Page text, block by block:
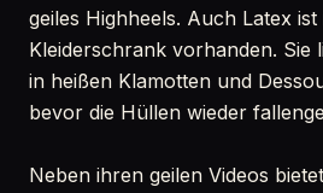
geiles Highheels. Auch Latex
Kleiderschrank vorhanden. Sie
in heißen Klamotten und
bevor die Hüllen wieder
Neben ihren geilen Videos